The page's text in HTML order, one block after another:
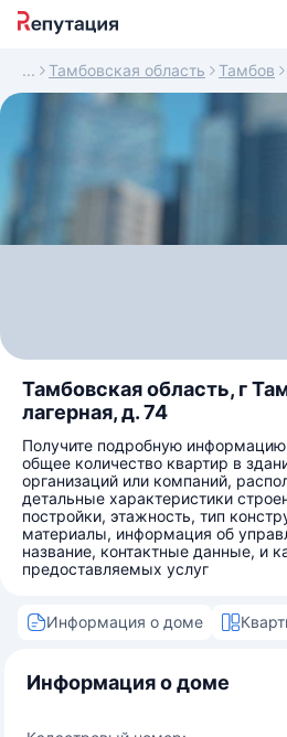
Тамбовская область Тамбов
Тамбовская область, г
лагерная, д. 74
Получите подробную
общее количество квартир в
организаций или компаний,
детальные характеристики
постройки, этажность, тип
материалы, информация об
название, контактные данные, и
предоставляемых услуг
Информация о доме
Информация о доме